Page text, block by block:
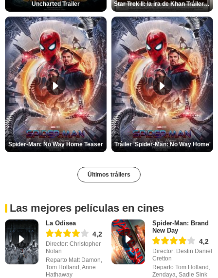
Uncharted Trailer Star Trek II: la ira de Khan Tráiler VO
Spider-Man: No Way Home Teaser Tráiler 'Spider-Man: No Way Home'
Últimos tráilers
Las mejores películas en cines
La Odisea
4,2
Director: Christopher
Nolan
Reparto Matt Damon,
Tom Holland, Anne
Hathaway
Spider-Man: Brand
New Day
4,2
Director: Destin Daniel
Cretton
Reparto Tom Holland,
Zendaya, Sadie Sink